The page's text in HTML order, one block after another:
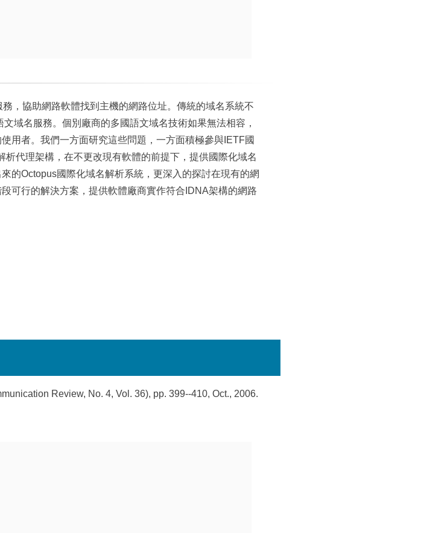
，協助網路軟體找到主機的網路位址。傳統的域名系統不
域名服務。個別廠商的多國語文域名技術如果無法相容，
用者。我們一方面研究這些問題，一方面積極參與IETF國
代理架構，在不更改現有軟體的前提下，提供國際化域名
的Octopus國際化域名解析系統，更深入的探討在現有的網
可行的解決方案，提供軟體廠商實作符合IDNA架構的網路
Review, No. 4, Vol. 36), pp. 399--410, Oct., 2006.